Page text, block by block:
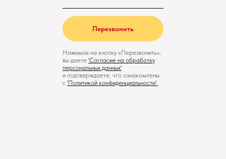
Перезвонить
Нажимая на кнопку «Перезвонить»,
вы даете 'Cогласие на обработку
персональных данных'
и подтверждаете, что ознакомлены
с 'Политикой конфиденциальности'.